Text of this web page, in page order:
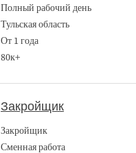
Полный рабочий день
Тульская область
От 1 года
80к+
Закройщик
Закройщик
Сменная работа